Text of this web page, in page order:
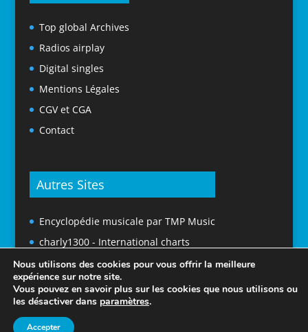
Top global Archives
Radios airplay
Digital singles
Mentions Légales
CGV et CGA
Contact
Autres Sites
Encyclopédie musicale par TMP Music
charly1300 - International charts
Nous utilisons des cookies pour vous offrir la meilleure
expérience sur notre site.
Vous pouvez en savoir plus sur les cookies que nous utilisons ou
les désactiver dans paramètres.
Accepter